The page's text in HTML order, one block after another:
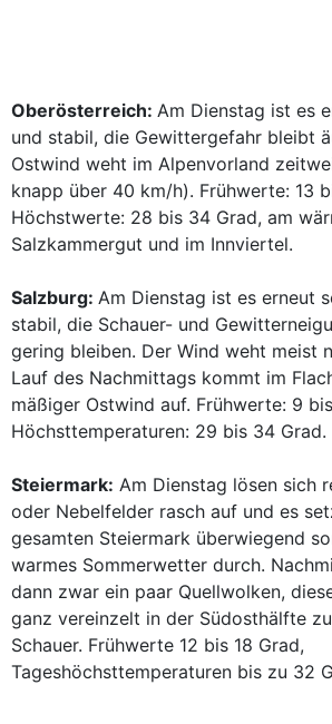
Oberösterreich: Am Dienstag ist es
und stabil, die Gewittergefahr bleibt
Ostwind weht im Alpenvorland
knapp über 40 km/h). Frühwerte: 13
Höchstwerte: 28 bis 34 Grad, am
Salzkammergut und im Innviertel.
Salzburg: Am Dienstag ist es erneut
stabil, die Schauer- und
gering bleiben. Der Wind weht meist
Lauf des Nachmittags kommt im
mäßiger Ostwind auf. Frühwerte: 9
Höchsttemperaturen: 29 bis 34 Grad.
Steiermark: Am Dienstag lösen sich
oder Nebelfelder rasch auf und es
gesamten Steiermark überwiegend
warmes Sommerwetter durch.
dann zwar ein paar Quellwolken,
ganz vereinzelt in der Südosthälfte
Schauer. Frühwerte 12 bis 18 Grad,
Tageshöchsttemperaturen bis zu 32